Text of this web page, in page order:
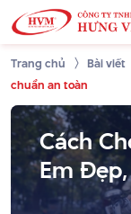
Trang chủ Bài viết
chuẩn an toàn
Cách
Em